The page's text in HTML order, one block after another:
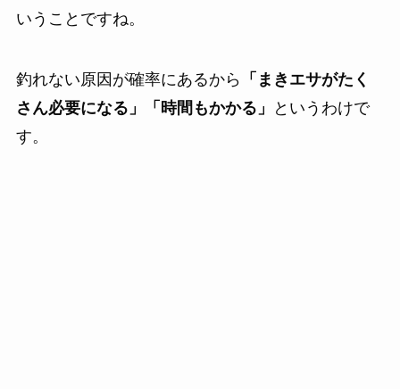
いうことですね。
釣れない原因が確率にあるから 「まきエサがたく
さん必要になる」「時間もかかる」
というわけで
す。